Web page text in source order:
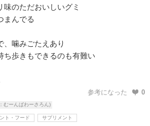
味のただおいしいグミ
まんでる
、噛みごたえあり
ち歩きもできるのも有難い
参考になった 0
むーんぱわーさろん)
ト・フード サプリメント